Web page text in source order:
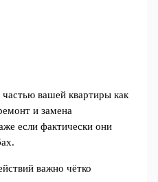
вашей квартиры как
и замена
если фактически они
важно чётко